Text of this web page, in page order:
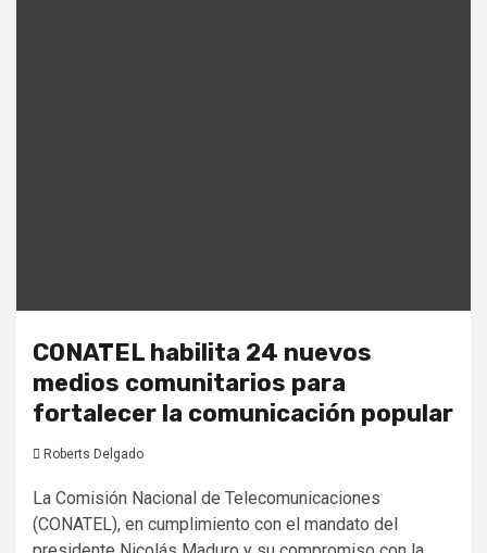
CONATEL habilita 24 nuevos
medios comunitarios para
fortalecer la comunicación popular
Roberts Delgado
La Comisión Nacional de Telecomunicaciones
(CONATEL), en cumplimiento con el mandato del